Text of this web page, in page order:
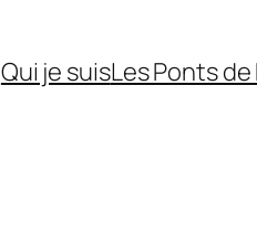
Qui je suisLes Ponts de